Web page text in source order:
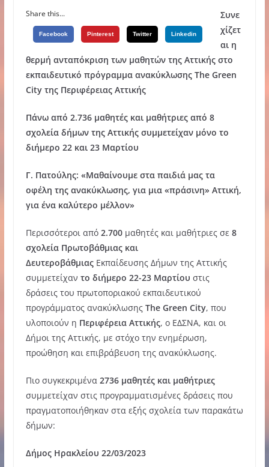
Share this...
Facebook Pinterest Twitter Linkedin
Συνε
χίζετ
αι η
θερμή ανταπόκριση των μαθητών της Αττικής στο
εκπαιδευτικό πρόγραμμα ανακύκλωσης Τhe Green
City της Περιφέρειας Αττικής
Πάνω από 2.736 μαθητές και μαθήτριες από 8
σχολεία δήμων της Αττικής συμμετείχαν μόνο το
διήμερο 22 και 23 Μαρτίου
Γ. Πατούλης: «Μαθαίνουμε στα παιδιά μας τα
οφέλη της ανακύκλωσης, για μια «πράσινη» Αττική,
για ένα καλύτερο μέλλον»
Περισσότεροι από 2.700 μαθητές και μαθήτριες σε 8
σχολεία Πρωτοβάθμιας και
ΔευτεροβάθμιαςΕκπαίδευσης Δήμων της Αττικής
συμμετείχαν το διήμερο 22-23 Μαρτίου στις
δράσεις του πρωτοποριακού εκπαιδευτικού
προγράμματος ανακύκλωσης The Green City, που
υλοποιούν η Περιφέρεια Αττικής, ο ΕΔΣΝΑ, και οι
Δήμοι της Αττικής, με στόχο την ενημέρωση,
προώθηση και επιβράβευση της ανακύκλωσης.
Πιο συγκεκριμένα 2736 μαθητές και μαθήτριες
συμμετείχαν στις προγραμματισμένες δράσεις που
πραγματοποιήθηκαν στα εξής σχολεία των παρακάτω
δήμων:
Δήμος Ηρακλείου 22/03/2023